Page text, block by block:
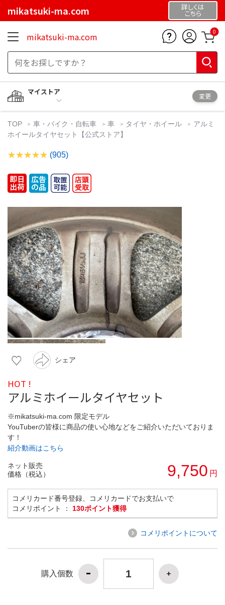
mikatsuki-ma.com 詳しくは
こちら
mikatsuki-ma.com 0
マイストア
変更
TOP 車・バイク・自転車 車 タイヤ・ホイール
アルミ
ホイールタイヤセット【公式ストア】
(905)
シェア
HOT !
アルミホイールタイヤセット
※mikatsuki-ma.com 限定モデル
YouTuberの皆様に商品の使い心地などをご紹介いただいておりま
す！
紹介動画はこちら
ネット販売
価格（税込）
9,750 円
コメリカード番号登録、コメリカードでお支払いで
コメリポイント ： 130ポイント獲得
コメリポイントについて
購入個数